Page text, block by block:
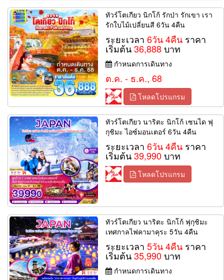
ทัวร์โตเกียว นิกโก้ รักป่า รักเขา เรา
รักใบไม้เปลี่ยนสี 6วัน 4คืน
ระยะเวลา6วัน 4คืน ราคา
เริ่มต้น36,888บาท
กำหนดการเดินทาง
ต.ค. - ธ.ค., 68
โหลดโปรแกรม
ทัวร์โตเกียว นาริตะ นิกโก้ เซนได ฟุ
กุชิมะ ไอซ์มอนเตอร์ 6วัน 4คืน
ระยะเวลา6วัน 4คืน ราคา
เริ่มต้น39,990บาท
โหลดโปรแกรม
ทัวร์โตเกียว นาริตะ นิกโก้ ฟุกุชิมะ
เทศกาลไฟคามาคุระ 5วัน 4คืน
ระยะเวลา5วัน 4คืน ราคา
เริ่มต้น35,990บาท
กำหนดการเดินทาง